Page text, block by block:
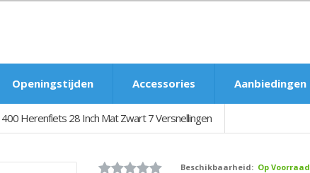
Openingstijden Accessories Aanbiedingen
Herenfiets 28 Inch Mat Zwart 7 Versnellingen
Beschikbaarheid: Op Voorraad